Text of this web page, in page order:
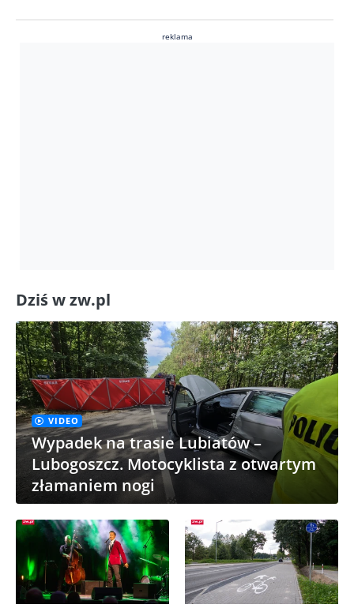
reklama
Dziś w zw.pl
VIDEO
Wypadek na trasie Lubiatów –
Lubogoszcz. Motocyklista z otwartym
złamaniem nogi